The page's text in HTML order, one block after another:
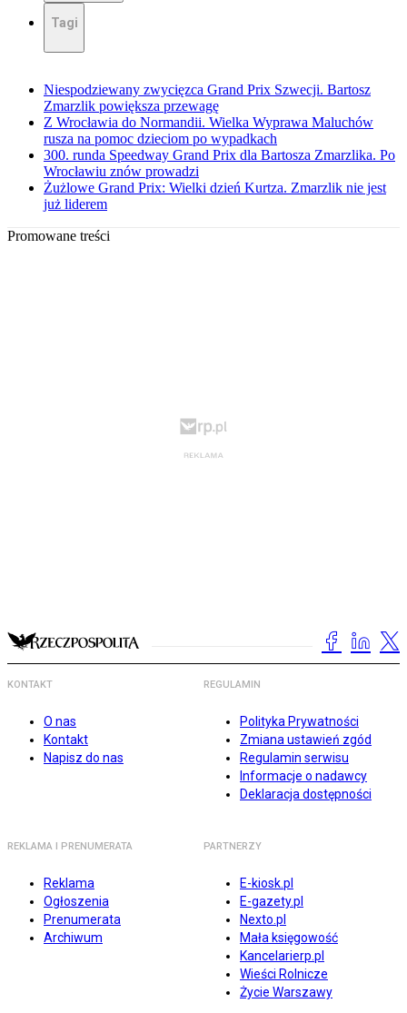
Tagi
Niespodziewany zwycięzca Grand Prix Szwecji. Bartosz
Zmarzlik powiększa przewagę
Z Wrocławia do Normandii. Wielka Wyprawa Maluchów
rusza na pomoc dzieciom po wypadkach
300. runda Speedway Grand Prix dla Bartosza Zmarzlika. Po
Wrocławiu znów prowadzi
Żużlowe Grand Prix: Wielki dzień Kurtza. Zmarzlik nie jest
już liderem
Promowane treści
KONTAKT
O nas
Kontakt
Napisz do nas
REGULAMIN
Polityka Prywatności
Zmiana ustawień zgód
Regulamin serwisu
Informacje o nadawcy
Deklaracja dostępności
REKLAMA I PRENUMERATA
Reklama
Ogłoszenia
Prenumerata
Archiwum
PARTNERZY
E-kiosk.pl
E-gazety.pl
Nexto.pl
Mała księgowość
Kancelarierp.pl
Wieści Rolnicze
Życie Warszawy